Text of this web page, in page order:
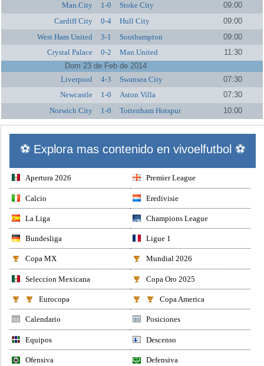
Man.City
1-0 Stoke City
09:00
Cardiff City
0-4 Hull City
09:00
West Ham United
3-1 Southampton
09:00
Crystal Palace
0-2 Man.United
11:30
Dom 23 de Feb de 2014
Liverpool
4-3 Swansea City
07:30
Newcastle
1-0 Aston Villa
07:30
Norwich City
1-0 Tottenham Hotspur 10:00
⚽ Explora mas contenido en vivoelfutbol ⚽
Apertura 2026 Premier League
Calcio Eredivisie
La Liga Champions League
Bundesliga Ligue 1
Copa MX Mundial 2026
Seleccion Mexicana Copa Oro 2025
Eurocopa Copa America
Calendario Posiciones
Equipos Descenso
Ofensiva Defensiva